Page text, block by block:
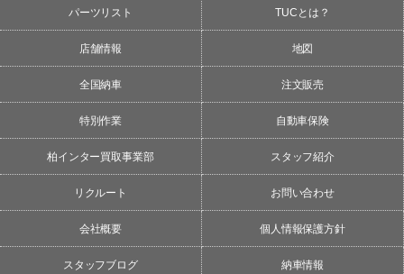
パーツリスト TUCとは？
店舗情報 地図
全国納車 注文販売
特別作業 自動車保険
柏インター買取事業部 スタッフ紹介
リクルート お問い合わせ
会社概要 個人情報保護方針
スタッフブログ 納車情報